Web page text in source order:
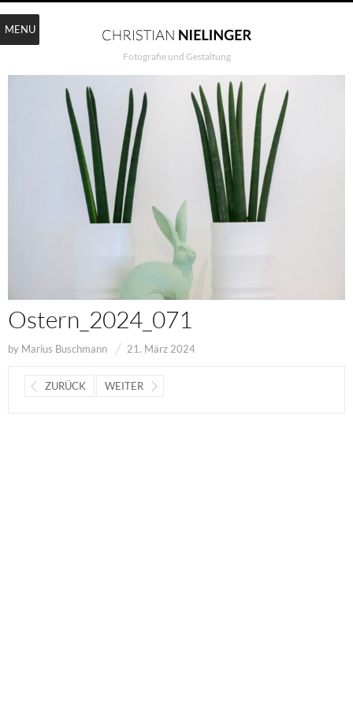
Fotografie und Gestaltung
Ostern_2024_071
by Marius Buschmann 21. März 2024
ZURÜCK WEITER
MENU